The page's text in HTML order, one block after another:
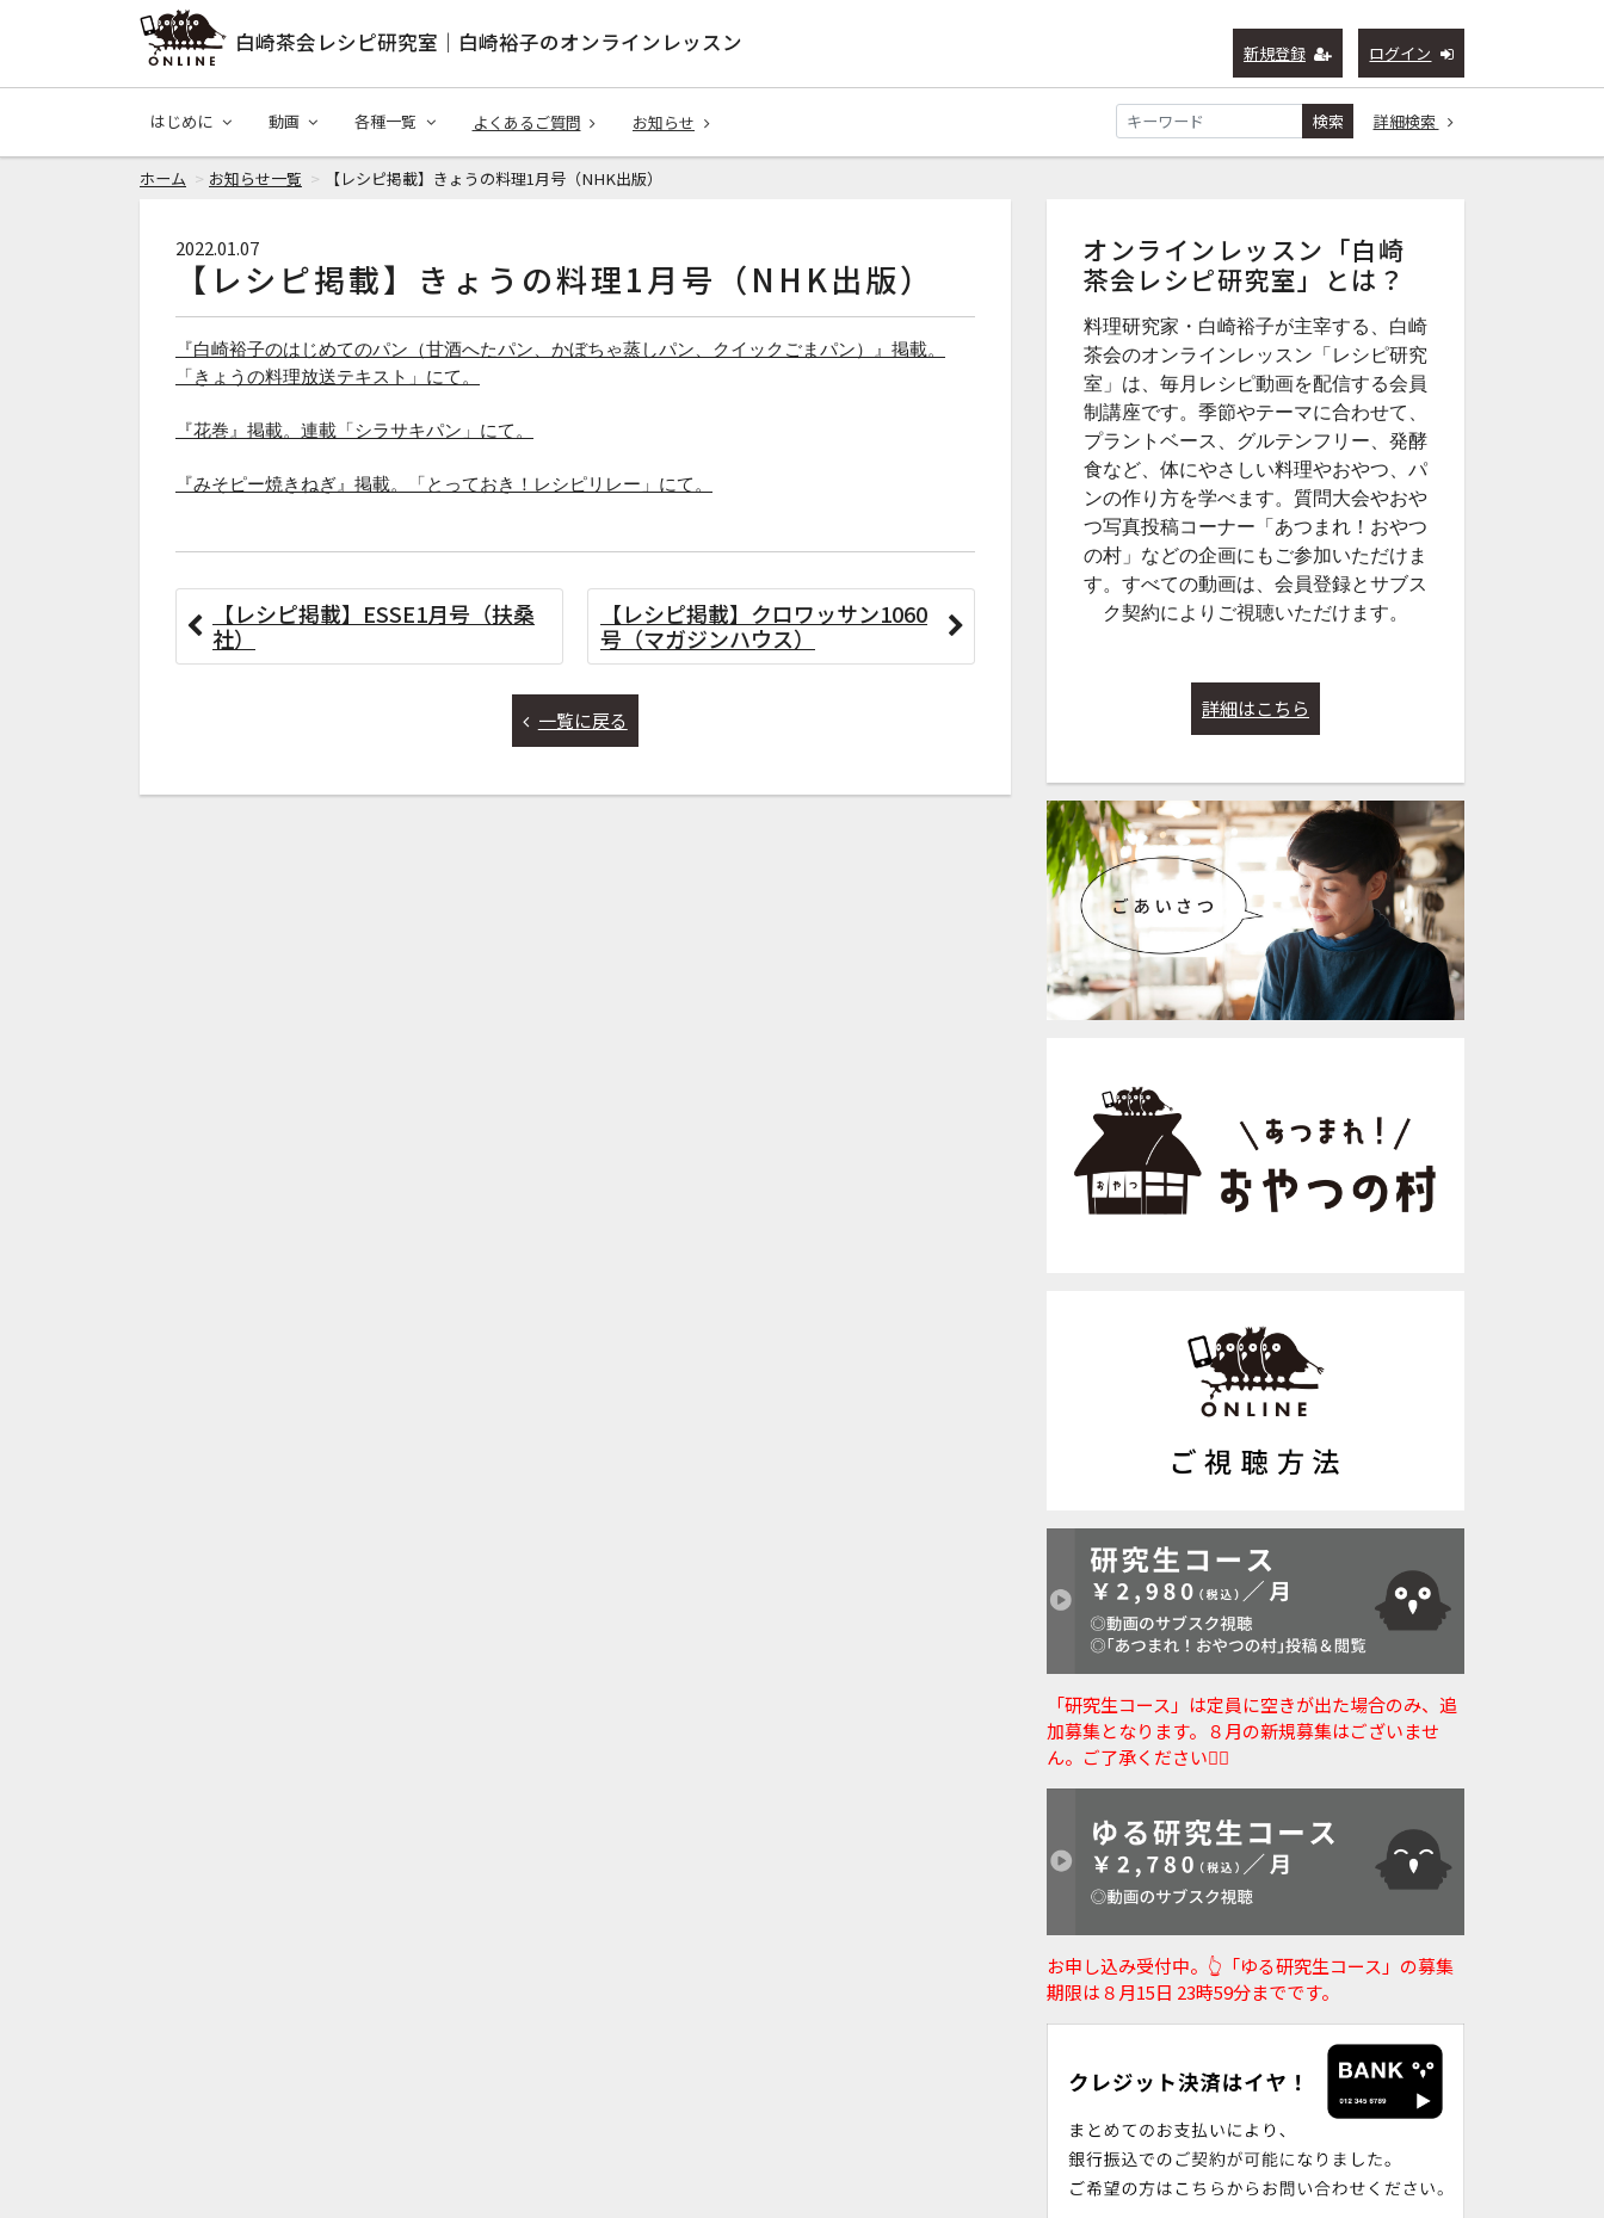
白崎茶会レシピ研究室｜白崎裕子のオンラインレッスン 新規登録 ログイン
はじめに 動画 各種一覧 よくあるご質問 お知らせ 検索 詳細検索
ホーム お知らせ一覧 【レシピ掲載】きょうの料理1月号（NHK出版）
2022.01.07
【レシピ掲載】きょうの料理1月号（NHK出版）
『白崎裕子のはじめてのパン（甘酒へたパン、かぼちゃ蒸しパン、クイックごまパン）』掲載。
「きょうの料理放送テキスト」にて。
『花巻』掲載。連載「シラサキパン」にて。
『みそピー焼きねぎ』掲載。「とっておき！レシピリレー」にて。
【レシピ掲載】ESSE1月号（扶桑
社）
【レシピ掲載】クロワッサン1060
号（マガジンハウス）
一覧に戻る
オンラインレッスン「白崎
茶会レシピ研究室」とは？
料理研究家・白崎裕子が主宰する、白崎
茶会のオンラインレッスン「レシピ研究
室」は、毎月レシピ動画を配信する会員
制講座です。季節やテーマに合わせて、
プラントベース、グルテンフリー、発酵
食など、体にやさしい料理やおやつ、パ
ンの作り方を学べます。質問大会やおや
つ写真投稿コーナー「あつまれ！おやつ
の村」などの企画にもご参加いただけま
す。すべての動画は、会員登録とサブス
ク契約によりご視聴いただけます。
詳細はこちら
「研究生コース」は定員に空きが出た場合のみ、追
加募集となります。８月の新規募集はございませ
ん。ご了承ください🙇‍♀️
お申し込み受付中。👆️「ゆる研究生コース」の募集
期限は８月15日 23時59分までです。